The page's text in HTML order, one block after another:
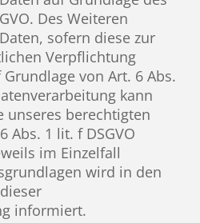
Des Weiteren
sofern diese zur
Verpflichtung
von Art. 6 Abs.
kann
unseres berechtigten
Abs. 1 lit. f DSGVO
im Einzelfall
wird in den
informiert.